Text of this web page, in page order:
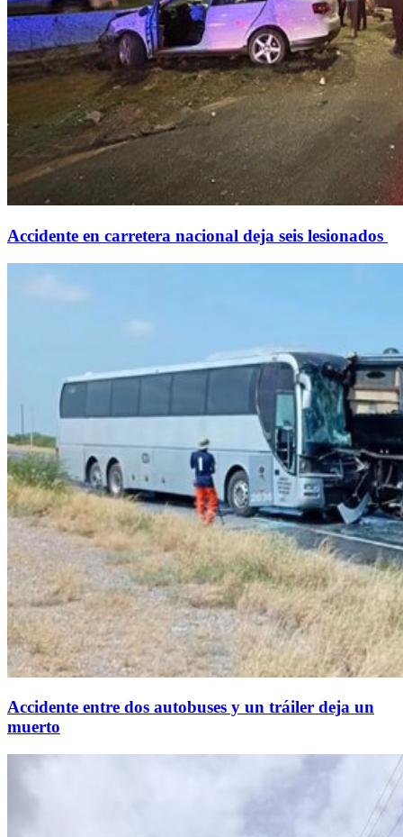
Accidente en carretera nacional deja seis lesionados
Accidente entre dos autobuses y un tráiler deja un
muerto